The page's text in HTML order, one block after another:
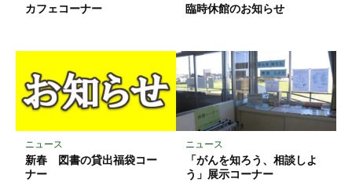
カフェコーナー 臨時休館のお知らせ
ニュース
新春 図書の貸出福袋コー
ナー
ニュース
「がんを知ろう、相談しよ
う」展示コーナー